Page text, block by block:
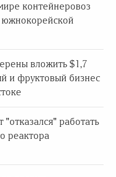
контейнеровоз
южнокорейской
вложить $1,7
и фруктовый бизнес
работать
реактора